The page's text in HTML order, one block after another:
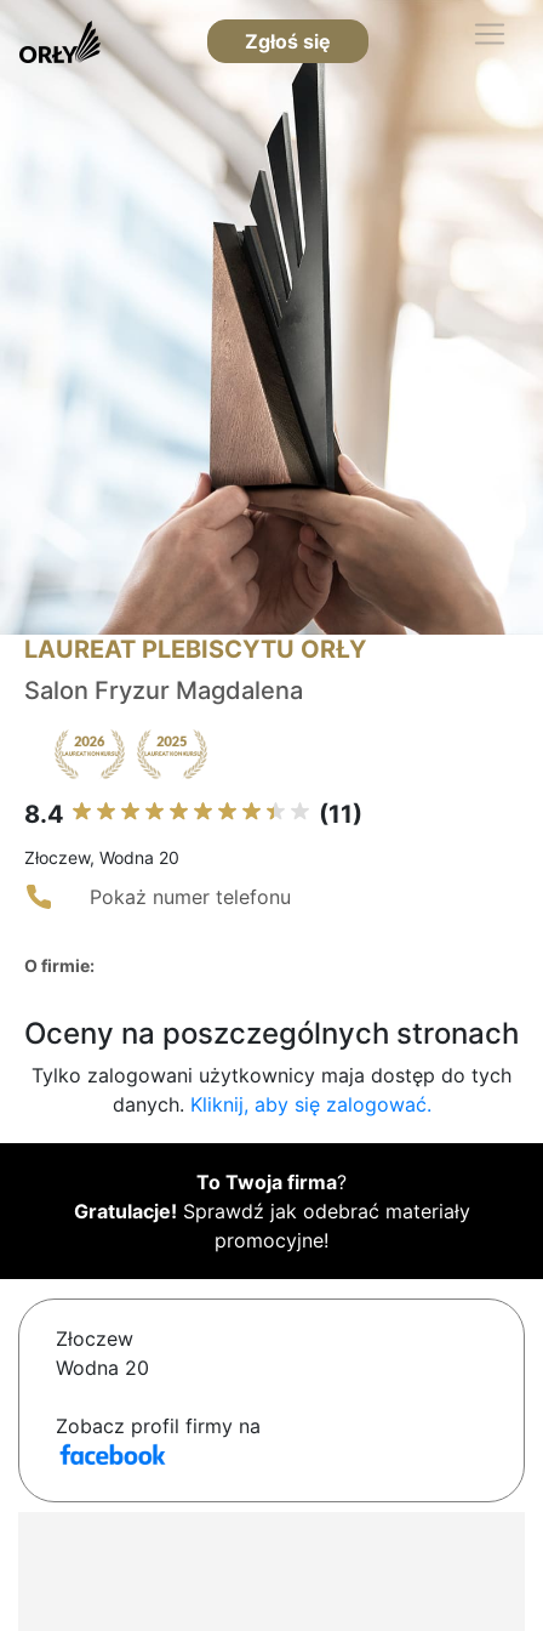
Zgłoś się
LAUREAT PLEBISCYTU ORŁY
Salon Fryzur Magdalena
8.4 (11)
Złoczew, Wodna 20
Pokaż numer telefonu
O firmie:
Oceny na poszczególnych stronach
Tylko zalogowani użytkownicy maja dostęp do tych
danych. Kliknij, aby się zalogować.
To Twoja firma?
Gratulacje! Sprawdź jak odebrać materiały
promocyjne!
Złoczew
Wodna 20
Zobacz profil firmy na